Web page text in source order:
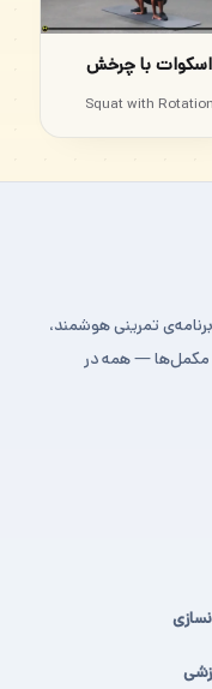
اسکوات با چرخش
Squat with Rotation
تمرینی هوشمند،
مکمل‌ها — همه در